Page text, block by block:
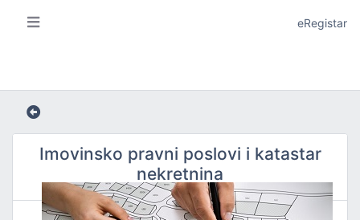
I LOKALNU SAMOUPRAVU
eRegistar
Imovinsko pravni poslovi i katastar
nekretnina